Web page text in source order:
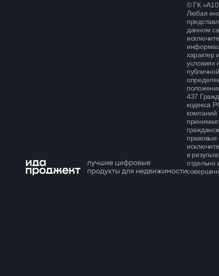
© ГК
Любая
данном
характер
условиях
437
кодекса
правовые
в
отдельно